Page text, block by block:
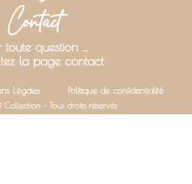
Contact
toute question …
la page contact
Légales Politique de confidentialité
– Tous droits réservés